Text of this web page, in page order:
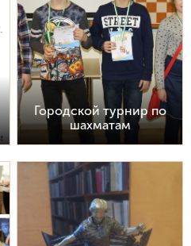
Городской турнир по
шахматам